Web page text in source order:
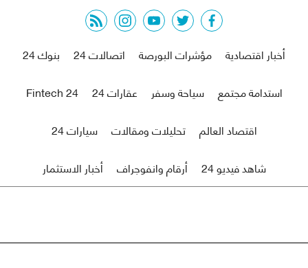
facebook
twitter
youtube
instagram
rss feed
أخبار اقتصادية
مؤشرات البورصة اتصالات 24
بنوك 24
استدامة مجتمع
سياحة وسفر عقارات 24
Fintech 24
اقتصاد العالم
تحليلات ومقالات
سيارات 24
شاهد فيديو 24
أرقام وانفوجراف أخبار الاستثمار